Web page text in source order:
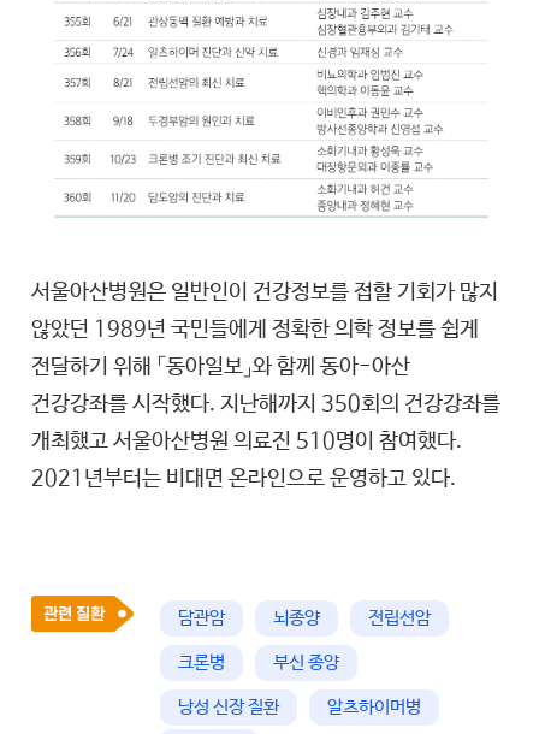
서울아산병원은 일반인이 건강정보를 접할 기회가 많지
않았던 1989년 국민들에게 정확한 의학 정보를 쉽게
전달하기 위해 「동아일보」와 함께 동아-아산
건강강좌를 시작했다. 지난해까지 350회의 건강강좌를
개최했고 서울아산병원 의료진 510명이 참여했다.
2021년부터는 비대면 온라인으로 운영하고 있다.
담관암 뇌종양 전립선암
크론병 부신 종양
낭성 신장 질환
알츠하이머병